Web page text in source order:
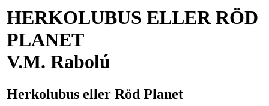
HERKOLUBUS ELLER RÖD
PLANET
V.M. Rabolú
Herkolubus eller Röd Planet